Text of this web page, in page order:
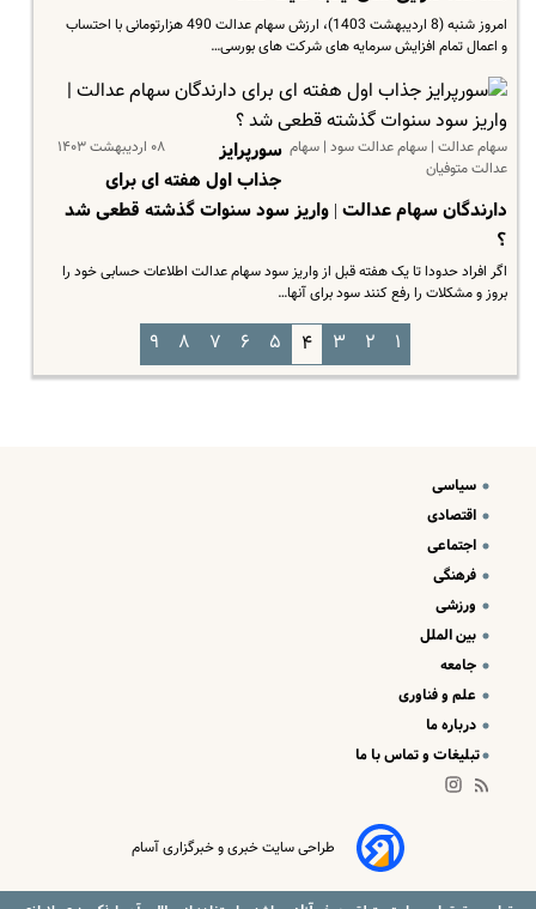
امروز شنبه (8 اردیبهشت 1403)، ارزش سهام عدالت 490 هزارتومانی با احتساب
و اعمال تمام افزایش سرمایه های شرکت های بورسی…
سهام عدالت | سهام عدالت سود | سهام
عدالت متوفیان
۰۸ اردیبهشت ۱۴۰۳
سورپرایز
جذاب اول هفته ای برای
دارندگان سهام عدالت | واریز سود سنوات گذشته قطعی شد
؟
اگر افراد حدودا تا یک هفته قبل از واریز سود سهام عدالت اطلاعات حسابی خود را
بروز و مشکلات را رفع کنند سود برای آنها…
۱ ۲ ۳ ۴ ۵ ۶ ۷ ۸ ۹
سیاسی
اقتصادی
اجتماعی
فرهنگی
ورزشی
بین الملل
جامعه
علم و فناوری
درباره ما
تبلیغات و تماس با ما
طراحی سایت خبری و خبرگزاری آسام